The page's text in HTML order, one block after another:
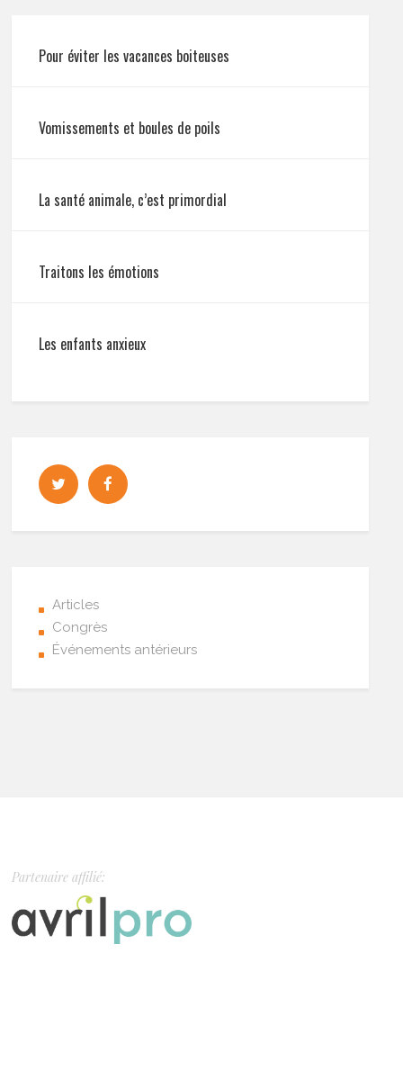
Pour éviter les vacances boiteuses
Vomissements et boules de poils
La santé animale, c’est primordial
Traitons les émotions
Les enfants anxieux
Articles
Congrès
Événements antérieurs
Partenaire affilié: